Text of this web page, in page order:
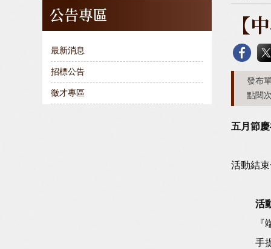
公告專區
最新消息
招標公告
徵才專區
【
發布
點閱
五月節
活動結
活
手